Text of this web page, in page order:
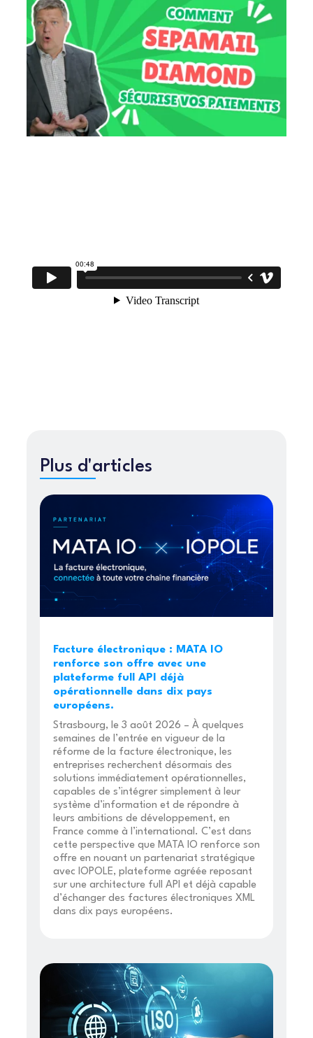
Plus d'articles
Facture électronique : MATA IO
renforce son offre avec une
plateforme full API déjà
opérationnelle dans dix pays
européens.
Strasbourg, le 3 août 2026 – À quelques
semaines de l’entrée en vigueur de la
réforme de la facture électronique, les
entreprises recherchent désormais des
solutions immédiatement opérationnelles,
capables de s’intégrer simplement à leur
système d’information et de répondre à
leurs ambitions de développement, en
France comme à l’international. C’est dans
cette perspective que MATA IO renforce son
offre en nouant un partenariat stratégique
avec IOPOLE, plateforme agréée reposant
sur une architecture full API et déjà capable
d’échanger des factures électroniques XML
dans dix pays européens.